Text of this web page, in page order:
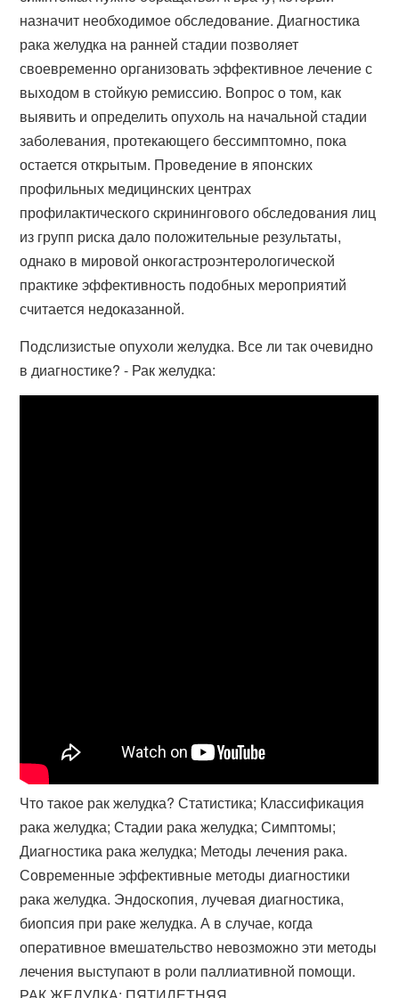
назначит необходимое обследование. Диагностика
рака желудка на ранней стадии позволяет
своевременно организовать эффективное лечение с
выходом в стойкую ремиссию. Вопрос о том, как
выявить и определить опухоль на начальной стадии
заболевания, протекающего бессимптомно, пока
остается открытым. Проведение в японских
профильных медицинских центрах
профилактического скринингового обследования лиц
из групп риска дало положительные результаты,
однако в мировой онкогастроэнтерологической
практике эффективность подобных мероприятий
считается недоказанной.
Подслизистые опухоли желудка. Все ли так очевидно
в диагностике? - Рак желудка:
Что такое рак желудка? Статистика; Классификация
рака желудка; Стадии рака желудка; Симптомы;
Диагностика рака желудка; Методы лечения рака.
Современные эффективные методы диагностики
рака желудка. Эндоскопия, лучевая диагностика,
биопсия при раке желудка. А в случае, когда
оперативное вмешательство невозможно эти методы
лечения выступают в роли паллиативной помощи.